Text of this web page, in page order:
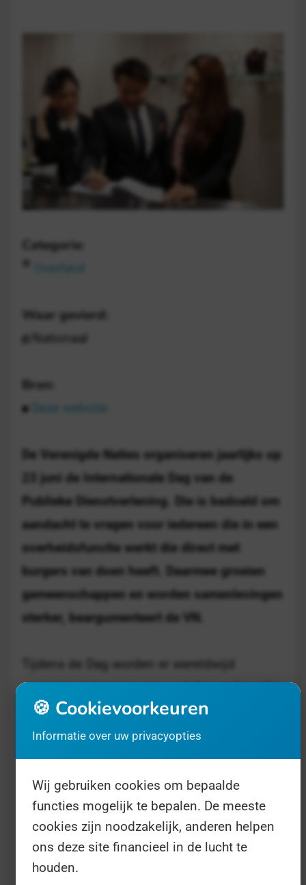
Categorie:
Waar gevierd:
Nationaal
Bron:
De Verenigde Naties organiseren jaarlijks op
23 juni de Internationale Dag van de
Publieke Dienstverlening. Die is bedoeld om
aandacht te vragen voor iedereen die in een
overheidsfunctie werkt die direct met
burgers van doen heeft. Daarmee groeien
gemeenschappen en worden samenlevingen
sterker, beargumenteert de VN.
Tijdens de Dag worden er wereldwijd
evenementen georganiseerd die rondom die
onderwerp draaien, zoals
rondetafelgesprekken tussen ambtenaren en
burgers om te kijken hoe de dienstverlening
beter kan. En verhip, ook in Nederland
gebeurt dat! De Tweede Kamer organiseert
zijn eigenDag van de Publieke
Dienstverlening . Dat gebeurt in 2022 voor het
eerst. In Nederland komt dat initiatief voor
🍪 Cookievoorkeuren
Informatie over uw privacyopties
Wij gebruiken cookies om bepaalde
functies mogelijk te bepalen. De meeste
cookies zijn noodzakelijk, anderen helpen
ons deze site financieel in de lucht te
houden.